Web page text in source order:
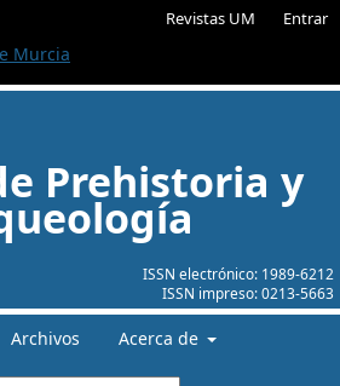
Revistas UM Entrar
ISSN electrónico: 1989-6212
ISSN impreso:0213-5663
Prehistoria y
Archivos Acerca de